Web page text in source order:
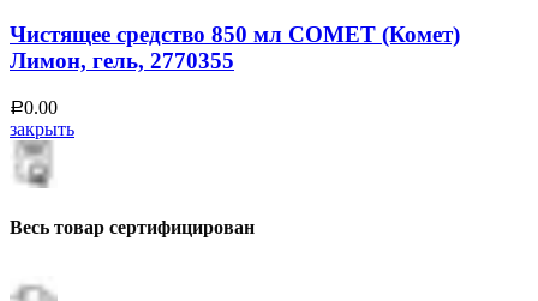
Чистящее средство 850 мл COMET (Комет)
Лимон, гель, 2770355
Р0.00
закрыть
Весь товар сертифицирован